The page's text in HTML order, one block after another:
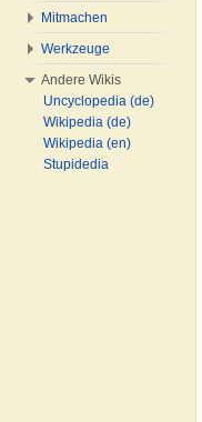
Mitmachen
Werkzeuge
Andere Wikis
Uncyclopedia (de)
Wikipedia (de)
Wikipedia (en)
Stupidedia